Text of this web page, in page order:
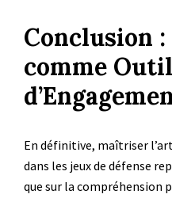
Conclusion
comme Outil
En définitive, maîtriser
dans les jeux de défense
que sur la compréhension